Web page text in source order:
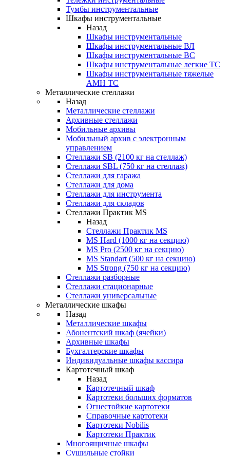
Тумбы инструментальные
Шкафы инструментальные
Назад
Шкафы инструментальные
Шкафы инструментальные ВЛ
Шкафы инструментальные ВС
Шкафы инструментальные легкие ТС
Шкафы инструментальные тяжелые
AMH TC
Металлические стеллажи
Назад
Металлические стеллажи
Архивные стеллажи
Мобильные архивы
Мобильный архив с электронным
управлением
Стеллажи SB (2100 кг на стеллаж)
Стеллажи SBL (750 кг на стеллаж)
Стеллажи для гаража
Стеллажи для дома
Стеллажи для инструмента
Стеллажи для складов
Стеллажи Практик MS
Назад
Стеллажи Практик MS
MS Hard (1000 кг на секцию)
MS Pro (2500 кг на секцию)
MS Standart (500 кг на секцию)
MS Strong (750 кг на секцию)
Стеллажи разборные
Стеллажи стационарные
Стеллажи универсальные
Металлические шкафы
Назад
Металлические шкафы
Абонентский шкаф (ячейки)
Архивные шкафы
Бухгалтерские шкафы
Индивидуальные шкафы кассира
Картотечный шкаф
Назад
Картотечный шкаф
Картотеки больших форматов
Огнестойкие картотеки
Справочные картотеки
Картотеки Nobilis
Картотеки Практик
Многоящичные шкафы
Сушильные стойки